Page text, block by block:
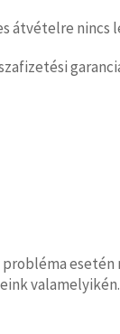
átvételre nincs
valamelyikén.